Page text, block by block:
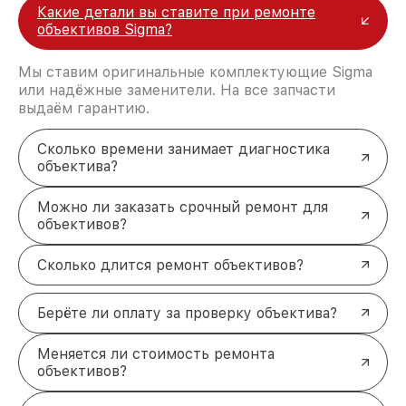
только фирменные комплектующие Sigma.
Гарантияна все виды работ и установленные
детали.
кратчайшие сроки.
Бесплатная диагностика — вы платите
только за ремонт.
Точная настройка и
восстановление объективов Sigma
Требуется настройка оптики или устранение
последствий попадания влаги? Мы готовы помочь.
Восстановим работоспособность объектива,
устраним механические повреждения, почистим
внутренние элементы от пыли и проведём
юстировку. Всё это позволит вернуть устройству
идеальное качество съёмки и долгий срок
службы.
Закажите
ремонт объектива Sigma
прямо сейчас!
Оставьте заявку, и наш мастер свяжется с вами в
течение 5 минут. +7 (861) 299-37-61, Северная
улица, 496/2.
Какие детали вы ставите при ремонте
объективов Sigma?
Мы ставим оригинальные комплектующие Sigma
или надёжные заменители. На все запчасти
выдаём гарантию.
Сколько времени занимает диагностика
объектива?
Можно ли заказать срочный ремонт для
объективов?
Сколько длится ремонт объективов?
Берёте ли оплату за проверку объектива?
Меняется ли стоимость ремонта
объективов?